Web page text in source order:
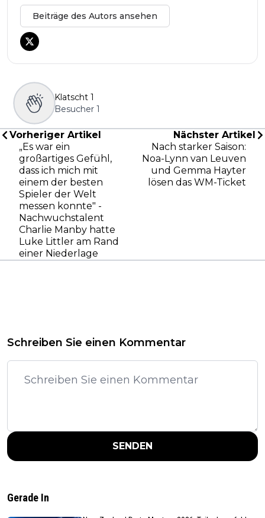
Beiträge des Autors ansehen
Klatscht 1
Besucher 1
Vorheriger Artikel
„Es war ein
großartiges Gefühl,
dass ich mich mit
einem der besten
Spieler der Welt
messen konnte" -
Nachwuchstalent
Charlie Manby hatte
Luke Littler am Rand
einer Niederlage
Nächster Artikel
Nach starker Saison:
Noa-Lynn van Leuven
und Gemma Hayter
lösen das WM-Ticket
Schreiben Sie einen Kommentar
SENDEN
Gerade In